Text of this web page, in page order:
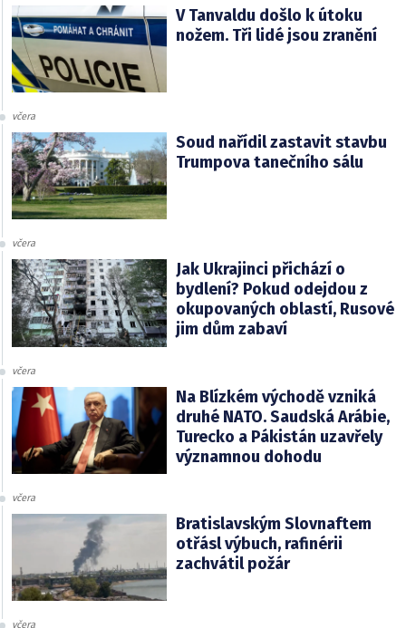
V Tanvaldu došlo k útoku
nožem. Tři lidé jsou zranění
včera
Soud nařídil zastavit stavbu
Trumpova tanečního sálu
včera
Jak Ukrajinci přichází o
bydlení? Pokud odejdou z
okupovaných oblastí, Rusové
jim dům zabaví
včera
Na Blízkém východě vzniká
druhé NATO. Saudská Arábie,
Turecko a Pákistán uzavřely
významnou dohodu
včera
Bratislavským Slovnaftem
otřásl výbuch, rafinérii
zachvátil požár
včera